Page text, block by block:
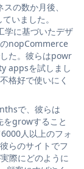
の数か月後、
いました。
学に基づいたデザ
nopCommerce
た。彼らはpowr
appsを試しまし
格好で使いにく
で、彼らは
をgrowすること
人以上のフォ
らのサイトでフ
際にどのように